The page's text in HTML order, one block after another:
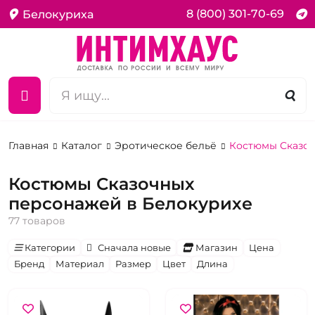
Белокуриха 8 (800) 301-70-69
Главная Каталог Эротическое бельё Костюмы
Костюмы Сказочных
персонажей в Белокурихе
77 товаров
Категории Сначала новые Магазин
Цена
Бренд
Материал Размер Цвет Длина